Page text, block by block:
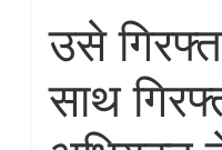
उसे
साथ